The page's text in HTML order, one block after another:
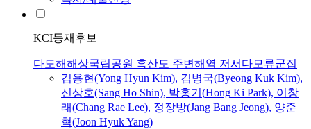
KCI등재후보
다도해해상국립공원 흑산도 주변해역 저서다모류군집
김용현(Yong Hyun Kim), 김병국(Byeong Kuk Kim),
신상호(Sang Ho Shin), 박홍기(Hong Ki Park), 이창
래(Chang Rae Lee), 정장방(Jang Bang Jeong), 양준
혁(Joon Hyuk Yang)